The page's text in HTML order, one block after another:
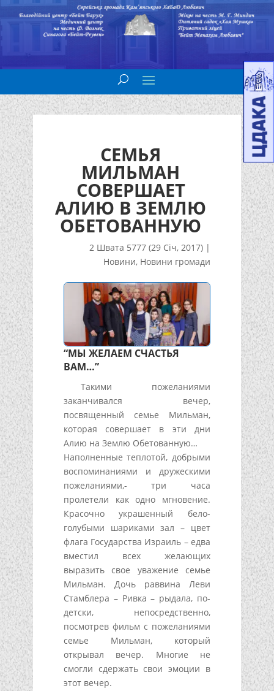
СЕМЬЯ
МИЛЬМАН
СОВЕРШАЕТ
АЛИЮ В ЗЕМЛЮ
ОБЕТОВАННУЮ
2 Швата 5777 (29 Січ, 2017) |
Новини, Новини громади
“МЫ ЖЕЛАЕМ СЧАСТЬЯ
ВАМ…”
Такими пожеланиями
заканчивался вечер,
посвященный семье Мильман,
которая совершает в эти дни
Алию на Землю Обетованную…
Наполненные теплотой, добрыми
воспоминаниями и дружескими
пожеланиями,- три часа
пролетели как одно мгновение.
Красочно украшенный бело-
голубыми шариками зал – цвет
флага Государства Израиль – едва
вместил всех желающих
выразить свое уважение семье
Мильман. Дочь раввина Леви
Стамблера – Ривка – рыдала, по-
детски, непосредственно,
посмотрев фильм с пожеланиями
семье Мильман, который
открывал вечер. Многие не
смогли сдержать свои эмоции в
этот вечер.